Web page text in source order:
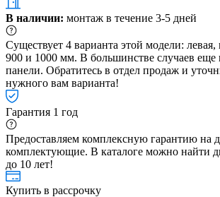
В наличии: монтаж в течение 3-5 дней
Существует 4 варианта этой модели: левая,
900 и 1000 мм. В большинстве случаев еще
панели. Обратитесь в отдел продаж и
нужного вам варианта!
Гарантия 1 год
Предоставляем комплексную гарантию на
комплектующие. В каталоге можно найти
до 10 лет!
Купить в рассрочку